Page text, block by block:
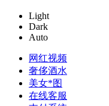
Light
Dark
Auto
网红视频
奢侈酒水
美女*图
在线客服